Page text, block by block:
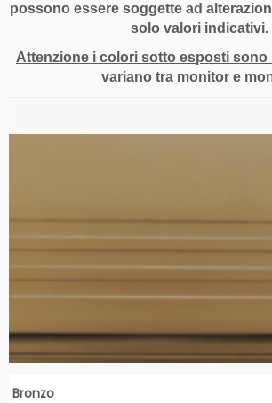
possono essere soggette ad
solo valori indicativi.
Attenzione i colori sotto esposti
variano tra monitor e
Bronzo